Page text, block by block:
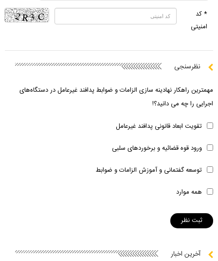
* کد
امنیتی
نظرسنجی
مهمترین راهکار نهادینه سازی الزامات و ضوابط پدافند غیرعامل در دستگاه‌های
اجرایی را چه می دانید؟!
تقویت ابعاد قانونی پدافند غیرعامل
ورود قوه قضائیه و برخوردهای سلبی
توسعه گفتمانی و آموزش الزامات و ضوابط
همه موارد
آخرین اخبار